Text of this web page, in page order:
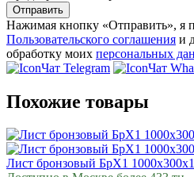
Отправить
Нажимая кнопку «Отправить», я
Пользовательского соглашения и
обработку моих персональных
Чат Telegram
Чат
Похожие товары
Лист бронзовый БрХ1